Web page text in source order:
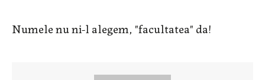
Numele nu ni-l alegem, "facultatea" da!